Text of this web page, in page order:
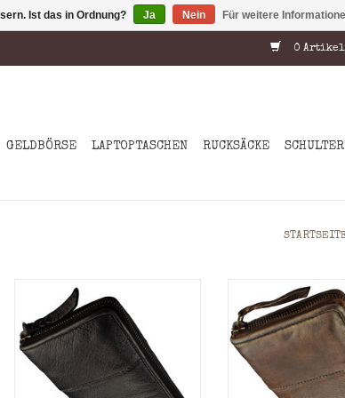
0
GELDBÖRSE LAPTOPTASCHEN RUCKSÄCKE
Min.8 Kreditkartenfächer
3 Geldscheinfächer
Kleingeld: Münzgeldfach mit
Reißverschluss
Material: Washed rindleder
Maße: 11,0 x 20,0 x 3,0 cm = (H
x B x T)
Min.8
3
Kleingeld:
Material: Washed
Maße: 11,0 x 20,0 x
x B x T)
Ist das in Ordnung? Ja Nein Für weitere